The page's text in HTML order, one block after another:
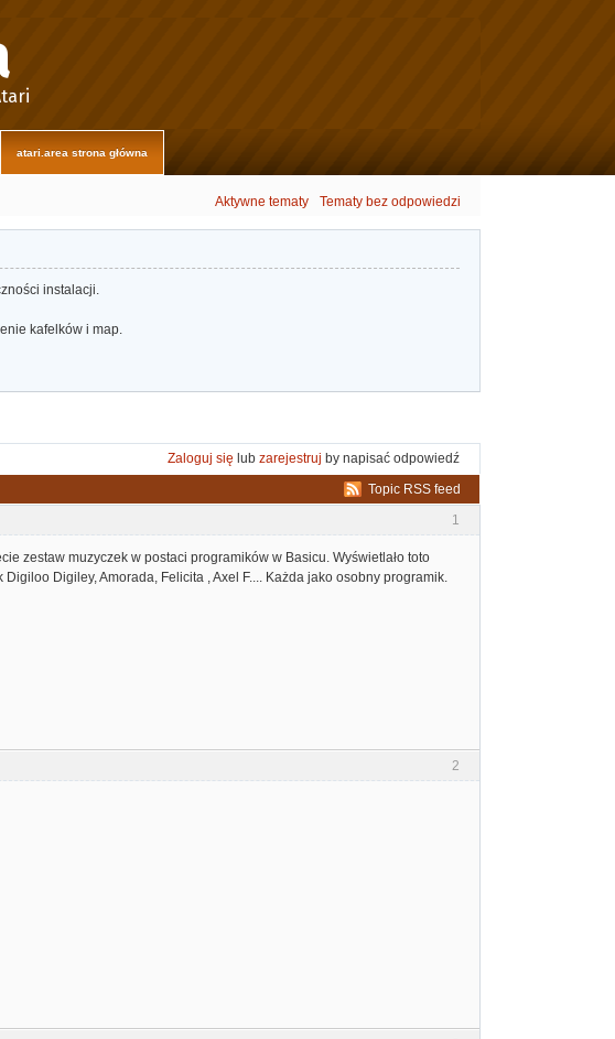
atari.area strona główna
Aktywne tematy Tematy bez odpowiedzi
instalacji.
kafelków i map.
Zaloguj się lub zarejestruj by napisać odpowiedź
Topic RSS feed
1
zestaw muzyczek w postaci programików w Basicu. Wyświetlało toto
Digiley, Amorada, Felicita , Axel F.... Każda jako osobny programik.
2